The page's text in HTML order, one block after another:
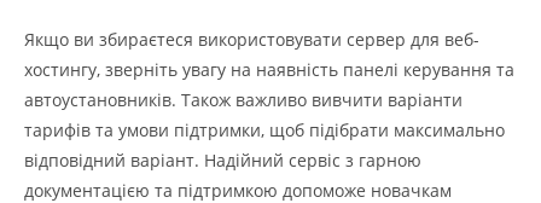
Якщо ви збираєтеся використовувати сервер для веб-
хостингу, зверніть увагу на наявність панелі керування та
автоустановників. Також важливо вивчити варіанти
тарифів та умови підтримки, щоб підібрати максимально
відповідний варіант. Надійний сервіс з гарною
документацією та підтримкою допоможе новачкам